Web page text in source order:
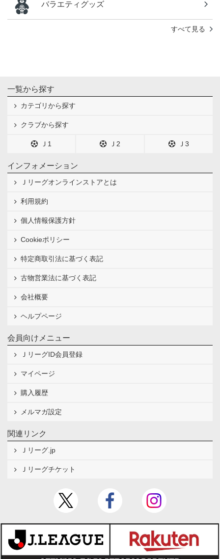
バラエティグッズ
すべて見る
一覧から探す
カテゴリから探す
クラブから探す
Ｊ1 Ｊ2 Ｊ3
インフォメーション
Ｊリーグオンラインストアとは
利用規約
個人情報保護方針
Cookieポリシー
特定商取引法に基づく表記
古物営業法に基づく表記
会社概要
ヘルプページ
会員向けメニュー
ＪリーグID会員登録
マイページ
購入履歴
メルマガ設定
関連リンク
Ｊリーグ.jp
Ｊリーグチケット